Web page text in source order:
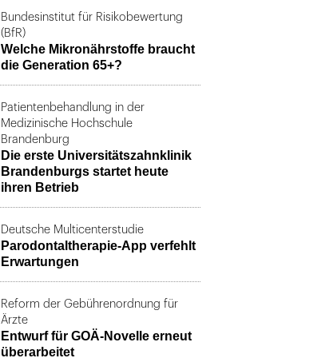
Bundesinstitut für Risikobewertung
(BfR)
Welche Mikronährstoffe braucht
die Generation 65+?
Patientenbehandlung in der
Medizinische Hochschule
Brandenburg
Die erste Universitätszahnklinik
Brandenburgs startet heute
ihren Betrieb
Deutsche Multicenterstudie
Parodontaltherapie-App verfehlt
Erwartungen
Reform der Gebührenordnung für
Ärzte
Entwurf für GOÄ-Novelle erneut
überarbeitet